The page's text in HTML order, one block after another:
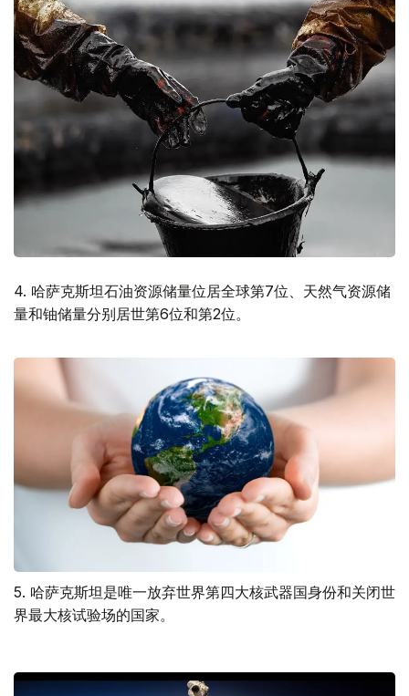
4. 哈萨克斯坦石油资源储量位居全球第7位、天然气资源储
量和铀储量分别居世第6位和第2位。
5. 哈萨克斯坦是唯一放弃世界第四大核武器国身份和关闭世
界最大核试验场的国家。